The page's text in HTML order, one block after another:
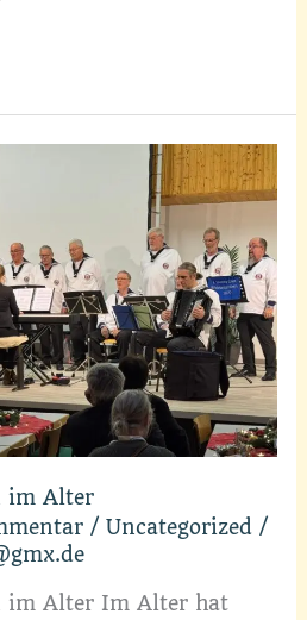
im Alter
/ Uncategorized/
im Alter Im Alter hat